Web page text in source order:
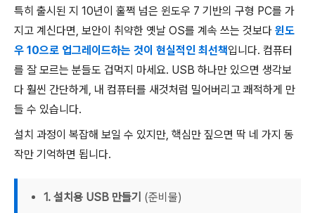
특히 출시된 지 10년이 훌쩍 넘은 윈도우 7 기반의 구형 PC를 가
지고 계신다면, 보안이 취약한 옛날 OS를 계속 쓰는 것보다 윈도
우 10으로 업그레이드하는 것이 현실적인 최선책입니다. 컴퓨터
를 잘 모르는 분들도 겁먹지 마세요. USB 하나만 있으면 생각보
다 훨씬 간단하게, 내 컴퓨터를 새것처럼 밀어버리고 쾌적하게 만
들 수 있습니다.
설치 과정이 복잡해 보일 수 있지만, 핵심만 짚으면 딱 네 가지 동
작만 기억하면 됩니다.
1. 설치용 USB 만들기 (준비물)